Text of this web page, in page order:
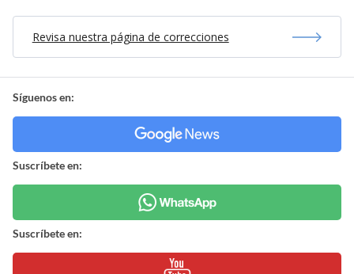
Revisa nuestra página de correcciones
Síguenos en:
Suscríbete en:
Suscríbete en: